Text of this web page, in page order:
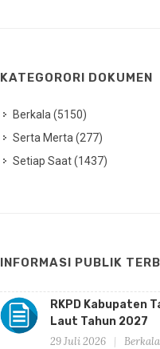
KATEGORORI DOKUMEN
Berkala (5150)
Serta Merta (277)
Setiap Saat (1437)
INFORMASI PUBLIK
RKPD Kabupaten
Laut Tahun 2027
29 Juli 2026
Berkala